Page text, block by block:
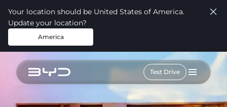
Your location should be United States of America.
Update your location?
America
Test Drive